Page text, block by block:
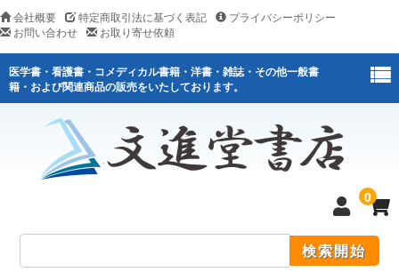
会社概要 特定商取引法に基づく表記
プライバシーポリシー
お問い合わせ
お取り寄せ依頼
医学書・看護書・コメディカル書籍・洋書・雑誌・その他一般書
籍・および関連商品の販売をいたしております。
0